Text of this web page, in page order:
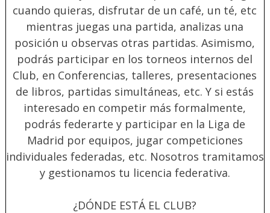
cuando quieras, disfrutar de un café, un té, etc
mientras juegas una partida, analizas una
posición u observas otras partidas. Asimismo,
podrás participar en los torneos internos del
Club, en Conferencias, talleres, presentaciones
de libros, partidas simultáneas, etc. Y si estás
interesado en competir más formalmente,
podrás federarte y participar en la Liga de
Madrid por equipos, jugar competiciones
individuales federadas, etc. Nosotros tramitamos
y gestionamos tu licencia federativa.
¿DÓNDE ESTÁ EL CLUB?